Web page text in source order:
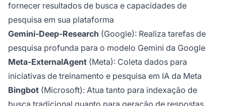
fornecer resultados de busca e capacidades de
pesquisa em sua plataforma
Gemini-Deep-Research (Google): Realiza tarefas de
pesquisa profunda para o modelo Gemini da Google
Meta-ExternalAgent (Meta): Coleta dados para
iniciativas de treinamento e pesquisa em IA da Meta
Bingbot (Microsoft): Atua tanto para indexação de